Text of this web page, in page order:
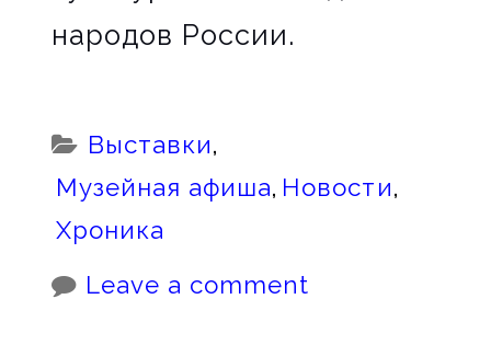
народов России.
Categories:
Выставки,
Музейная афиша, Новости,
Хроника
Leave a comment